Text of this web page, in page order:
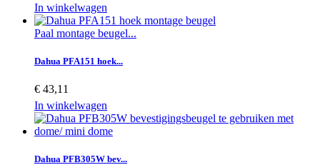
In winkelwagen
Paal montage beugel...
Dahua PFA151 hoek...
€ 43,11
In winkelwagen
Dahua PFB305W bev...